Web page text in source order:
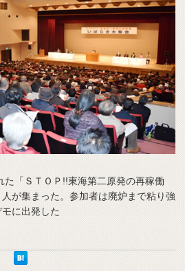
た「ＳＴＯＰ!!東海第二原発の再稼働
が集まった。参加者は廃炉まで粘り強
に出発した